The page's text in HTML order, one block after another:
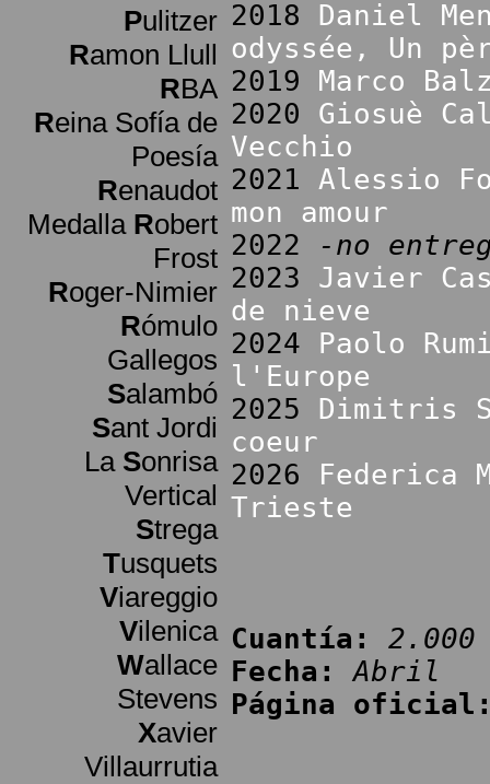
Pulitzer
Ramon Llull
RBA
Reina Sofía de
Poesía
Renaudot
Medalla Robert
Frost
Roger-Nimier
Rómulo
Gallegos
Salambó
Sant Jordi
La Sonrisa
Vertical
Strega
Tusquets
Viareggio
Vilenica
Wallace
Stevens
Xavier
Villaurrutia
2018 Daniel
odyssée, Un
2019 Marco
2020 Giosuè
Vecchio
2021 Alessio
mon amour
2022
-no
2023 Javier
de nieve
2024 Paolo
l'Europe
2025 Dimitris
coeur
2026 Federica
Trieste
Cuantía:
2.000
Fecha:
Abril
Página